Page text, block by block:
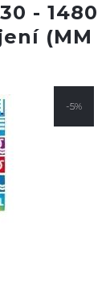
- 1480
(MM
-5%